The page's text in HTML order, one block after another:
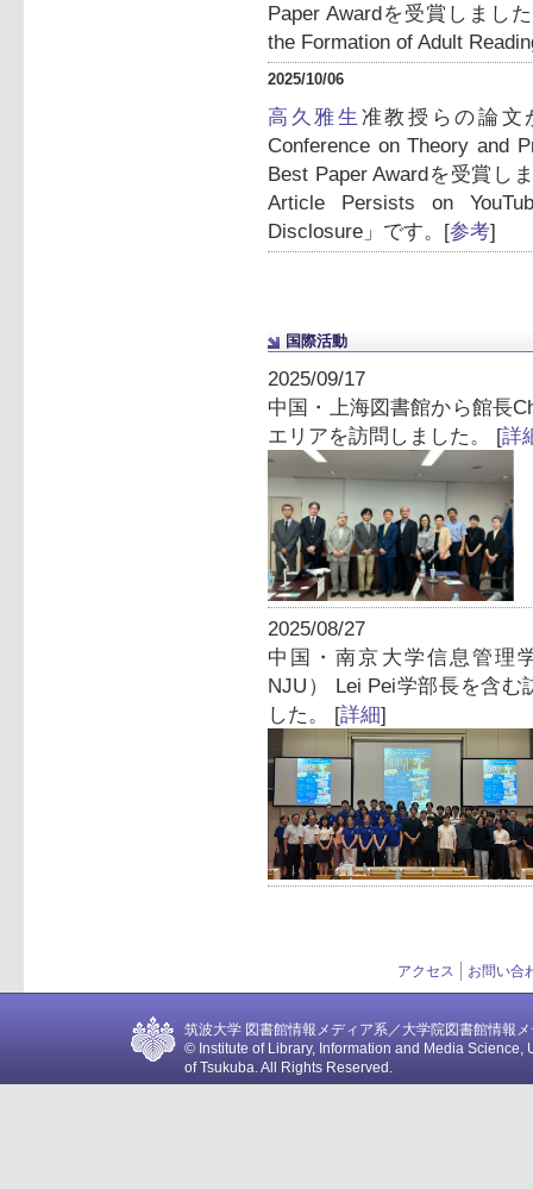
Paper Awardを受賞しまし
the Formation of Adult
2025/10/06
高久雅生 准教授らの論文
Conference on Theory and
Best Paper Awardを受賞し
Article Persists on
Disclosure」です。[参考]
国際活動
2025/09/17
中国・上海図書館から館長
エリアを訪問しました。 [詳
2025/08/27
中国・南京大学信息管理
NJU） Lei Pei学部長を含
した。 [詳細]
アクセス お問い合
筑波大学 図書館情報メディア系／大学院図書館情報
© Institute of Library, Information and Media Science,
of Tsukuba. All Rights Reserved.